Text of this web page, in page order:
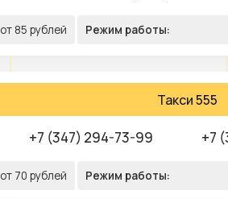
от 85 рублей Режим работы:
Такси 555
+7 (347) 294-73-99 +7
от 70 рублей Режим работы: